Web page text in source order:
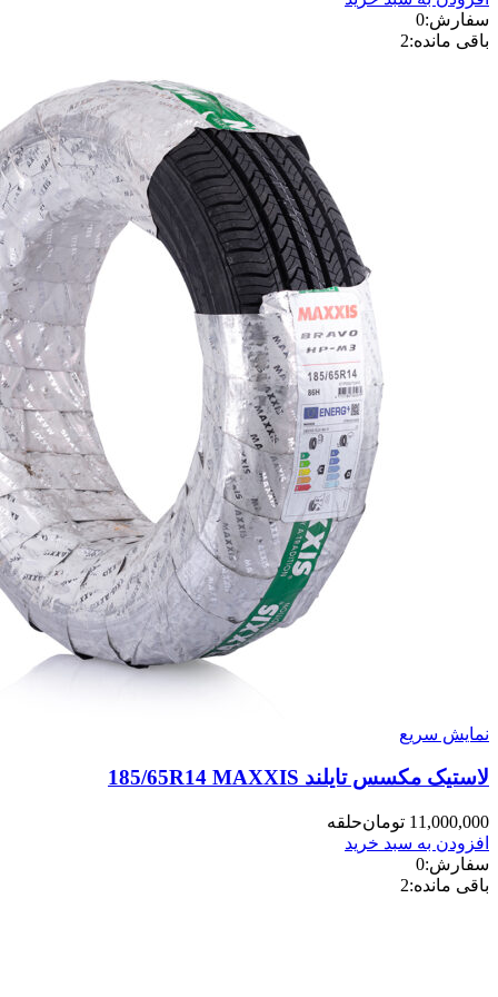
سفارش:0
باقی مانده:2
نمایش سریع
لاستیک مکسس تایلند 185/65R14 MAXXIS
11,000,000 تومانحلقه
افزودن به سبد خرید
سفارش:0
باقی مانده:2